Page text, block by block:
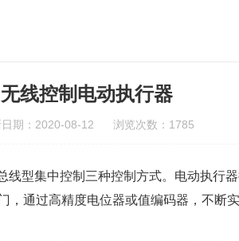
无线控制电动执行器
日期：2020-08-12 浏览次数：1785
型集中控制三种控制方式。 电动执行
，通过高精度电位器或值编码器，不